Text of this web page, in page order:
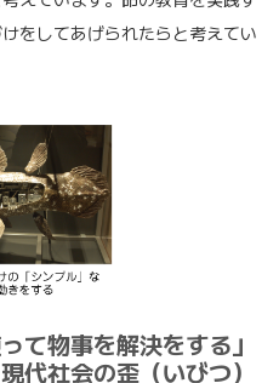
をしてあげられたらと考えてい
て物事を解決をする」
代社会の歪（いびつ）